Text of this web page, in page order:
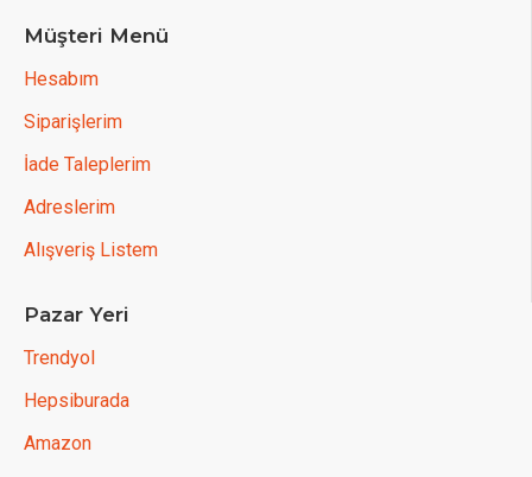
Müşteri Menü
Hesabım
Siparişlerim
İade Taleplerim
Adreslerim
Alışveriş Listem
Pazar Yeri
Trendyol
Hepsiburada
Amazon